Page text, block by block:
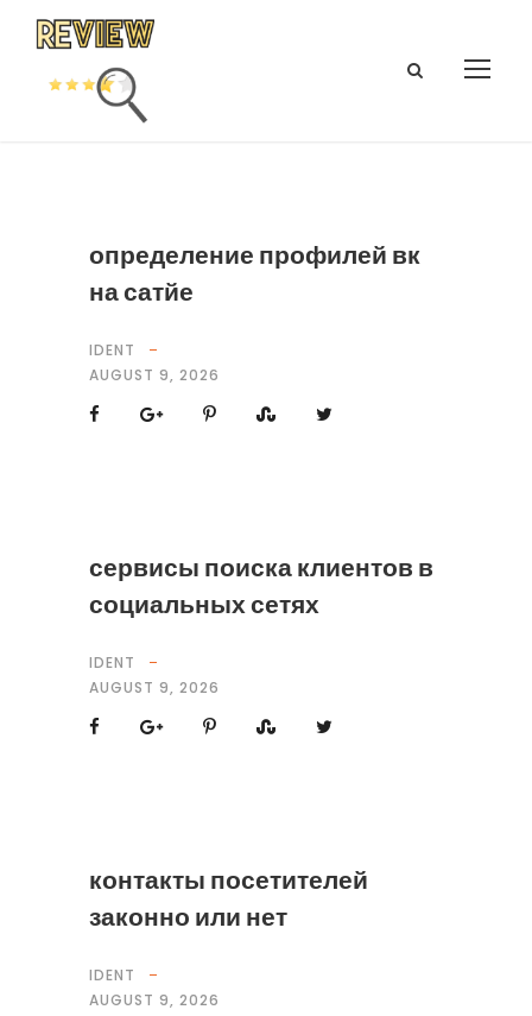
определение профилей вк
на сатйе
IDENT
AUGUST 9, 2026
сервисы поиска клиентов в
социальных сетях
IDENT
AUGUST 9, 2026
контакты посетителей
законно или нет
IDENT
AUGUST 9, 2026